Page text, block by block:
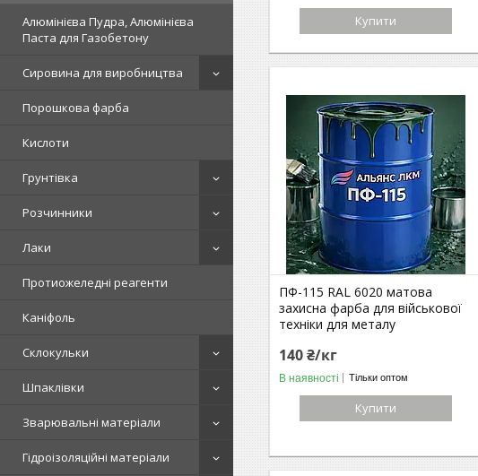
Алюмінієва Пудра, Алюмінієва
Паста для Газобетону
Сировина для виробництва
Порошкова фарба
Кислоти
Грунтівка
Розчинники
Лаки
Протиожеледні реагенти
Каніфоль
Склокульки
Шпаклівки
Зварювальні матеріали
Гідроізоляційні матеріали
Купити
ПФ-115 RAL 6020 матова
захисна фарба для військової
техніки для металу
140 ₴/кг
В наявності Тільки оптом
Купити